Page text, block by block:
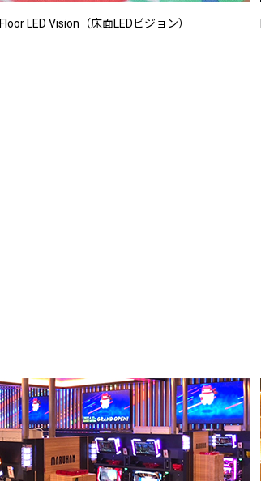
Floor LED Vision（床面LEDビジョン）